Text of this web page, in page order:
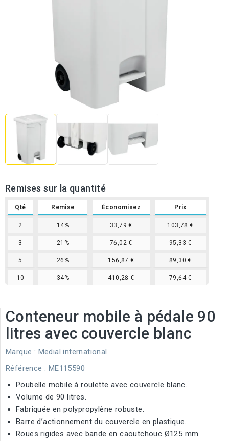
Remises sur la quantité
Qté Remise Économisez Prix
2 14% 33,79 € 103,78 €
3 21% 76,02 € 95,33 €
5 26% 156,87 € 89,30 €
10 34% 410,28 € 79,64 €
Conteneur mobile à pédale 90
litres avec couvercle blanc
Marque : Medial international
Référence : ME115590
Poubelle mobile à roulette avec couvercle blanc.
Volume de 90 litres.
Fabriquée en polypropylène robuste.
Barre d’actionnement du couvercle en plastique.
Roues rigides avec bande en caoutchouc Ø125 mm.